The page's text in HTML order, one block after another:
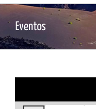
Eventos